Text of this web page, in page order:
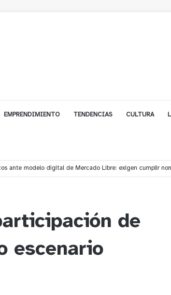
EMPRENDIMIENTO TENDENCIAS CULTURA
a través de la escritura en la quinta versión de
de
escenario